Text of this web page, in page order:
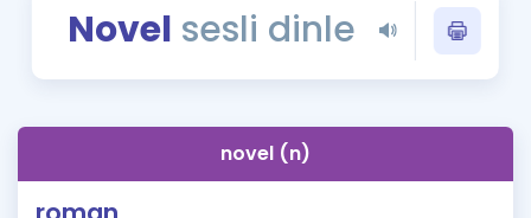
Novel sesli dinle
novel (n)